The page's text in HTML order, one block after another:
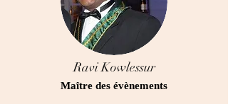
Ravi Kowlessur
Maître des évènements